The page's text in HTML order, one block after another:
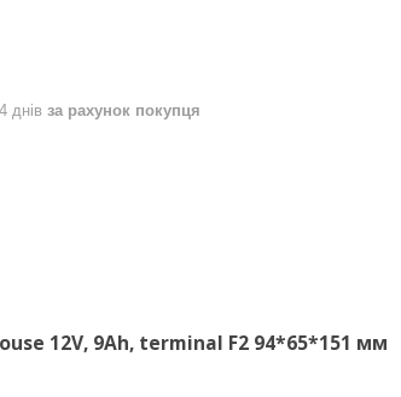
днів за рахунок покупця
12V, 9Ah, terminal F2 94*65*151 мм